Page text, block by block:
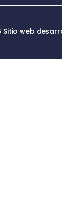
Sitio web